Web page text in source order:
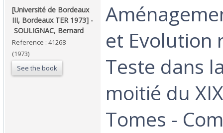
‎[Université de Bordeaux
III, Bordeaux TER 1973] -
‎ ‎SOULIGNAC, Bernard‎
Reference : 41268
(1973)
See the book
et Evolution
Teste dans
moitié du
Tomes -